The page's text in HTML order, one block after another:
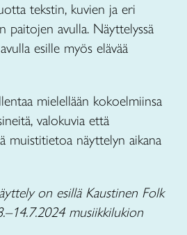
tekstin, kuvien ja eri
paitojen avulla. Näyttelyssä
esille myös elävää
mielellään kokoelmiinsa
valokuvia että
muistitietoa näyttelyn aikana
on esillä Kaustinen Folk
musiikkilukion